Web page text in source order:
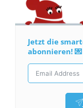
Jetzt die
abonnieren! 💌